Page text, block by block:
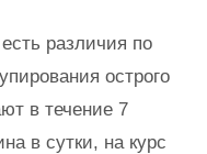
различия по
острого
в течение 7
в сутки, на курс